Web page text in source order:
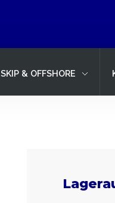
SKIP & OFFSHORE